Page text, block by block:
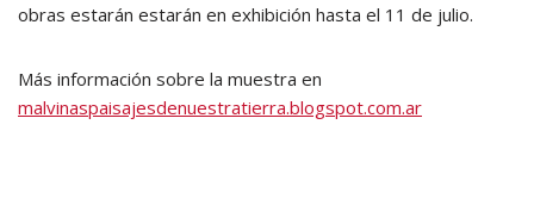
obras estarán estarán en exhibición hasta el 11 de julio.
Más información sobre la muestra en
malvinaspaisajesdenuestratierra.blogspot.com.ar